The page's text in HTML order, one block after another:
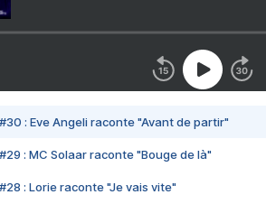
#30 : Eve Angeli raconte "Avant de partir"
#29 : MC Solaar raconte "Bouge de là"
#28 : Lorie raconte "Je vais vite"